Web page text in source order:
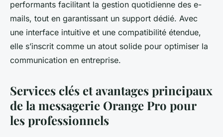
Antonin•26 mai 2025•4 min de lecture
performants facilitant la gestion quotidienne des e-
mails, tout en garantissant un support dédié. Avec
une interface intuitive et une compatibilité étendue,
elle s’inscrit comme un atout solide pour optimiser la
communication en entreprise.
Services clés et avantages principaux
de la messagerie Orange Pro pour
les professionnels